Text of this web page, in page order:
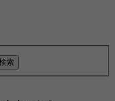
索